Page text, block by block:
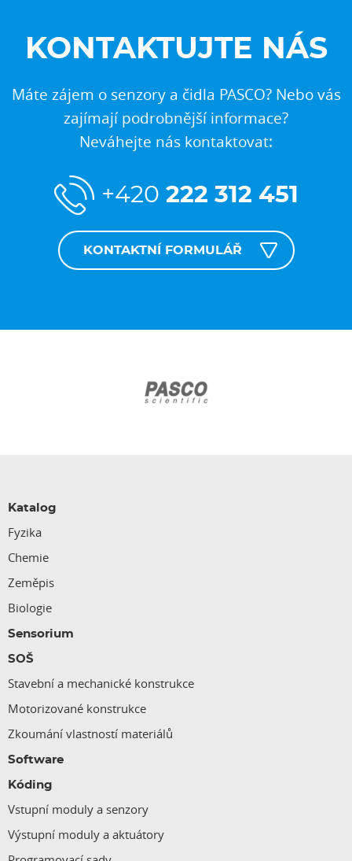
KONTAKTUJTE NÁS
Máte zájem o senzory a čidla PASCO? Nebo vás
zajímají podrobnější informace?
Neváhejte nás kontaktovat:
+420 222 312 451
KONTAKTNÍ FORMULÁŘ
Katalog
Fyzika
Chemie
Zeměpis
Biologie
Sensorium
SOŠ
Stavební a mechanické konstrukce
Motorizované konstrukce
Zkoumání vlastností materiálů
Software
Kóding
Vstupní moduly a senzory
Výstupní moduly a aktuátory